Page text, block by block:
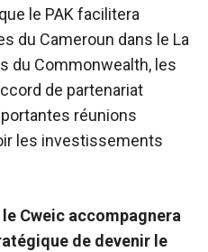
le PAK facilitera
du Cameroun dans le La
du Commonwealth, les
de partenariat
réunions
les investissements
Cweic accompagnera
de devenir le